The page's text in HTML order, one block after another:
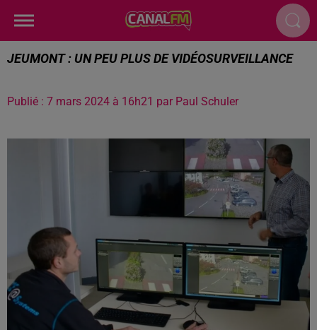
JEUMONT : UN PEU PLUS DE VIDÉOSURVEILLANCE
Publié : 7 mars 2024 à 16h21 par Paul Schuler